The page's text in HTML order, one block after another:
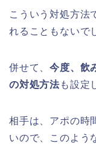
こういう対処方法
れることもないで
併せて、今度、飲
の対処方法も設定
相手は、アポの時
いので、このよう